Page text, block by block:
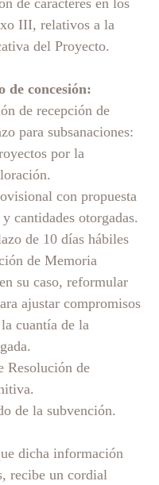
III, relativos a la
del Proyecto.
de concesión:
de recepción de
para subsanaciones:
por la
con propuesta
cantidades otorgadas.
de 10 días hábiles
de Memoria
su caso, reformular
ajustar compromisos
cuantía de la
Resolución de
de la subvención.
dicha información
recibe un cordial